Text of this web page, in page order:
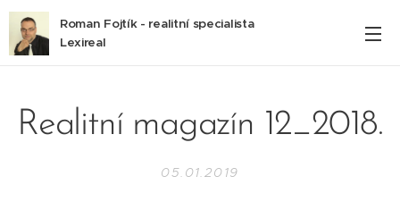
Roman Fojtík - realitní specialista
Lexireal
Realitní magazín 12_2018.
05.01.2019